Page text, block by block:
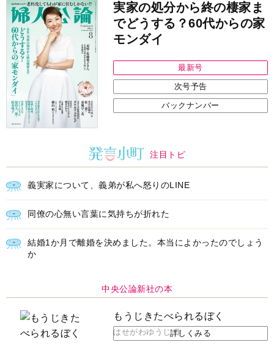
実家の処分から終の棲家ま
でどうする？60代からの家
モンダイ
最新号
次号予告
バックナンバー
注目トピ
義実家について、義弟が私へ怒りのLINE
同僚の心無い言葉に気持ちが折れた
結婚1か月で離婚を決めました。本当によかったのでしょう
か
中央公論新社の本
もうじきたべられるぼく
はせがわゆうじ 作詳しくみる